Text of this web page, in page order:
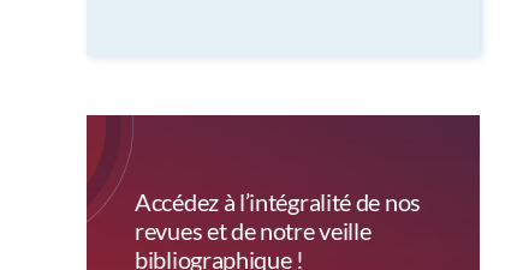
Accédez à l’intégralité de nos
revues et de notre veille
bibliographique !